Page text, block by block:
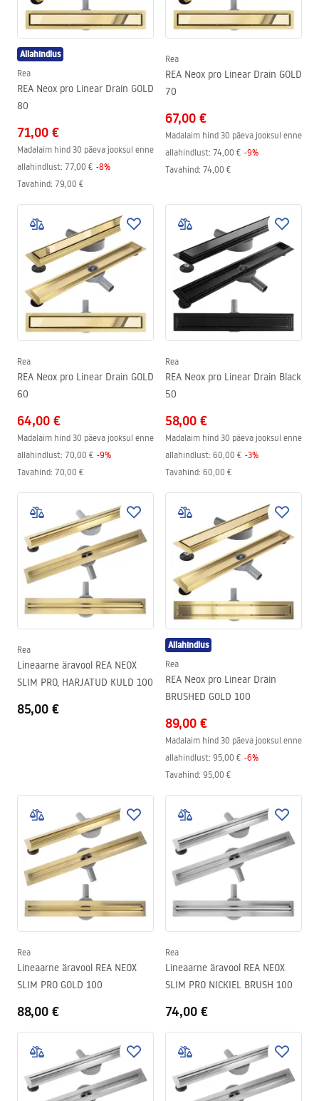
Allahindlus
Rea
REA Neox pro Linear Drain GOLD
80
71,00 €
Madalaim hind 30 päeva jooksul enne
allahindlust: 77,00 € -8%
Tavahind: 79,00 €
Rea
REA Neox pro Linear Drain GOLD
70
67,00 €
Madalaim hind 30 päeva jooksul enne
allahindlust: 74,00 € -9%
Tavahind: 74,00 €
Rea
REA Neox pro Linear Drain GOLD
60
64,00 €
Madalaim hind 30 päeva jooksul enne
allahindlust: 70,00 € -9%
Tavahind: 70,00 €
Rea
REA Neox pro Linear Drain Black
50
58,00 €
Madalaim hind 30 päeva jooksul enne
allahindlust: 60,00 € -3%
Tavahind: 60,00 €
Rea
Lineaarne äravool REA NEOX
SLIM PRO, HARJATUD KULD 100
85,00 €
Allahindlus
Rea
REA Neox pro Linear Drain
BRUSHED GOLD 100
89,00 €
Madalaim hind 30 päeva jooksul enne
allahindlust: 95,00 € -6%
Tavahind: 95,00 €
Rea
Lineaarne äravool REA NEOX
SLIM PRO GOLD 100
88,00 €
Rea
Lineaarne äravool REA NEOX
SLIM PRO NICKIEL BRUSH 100
74,00 €